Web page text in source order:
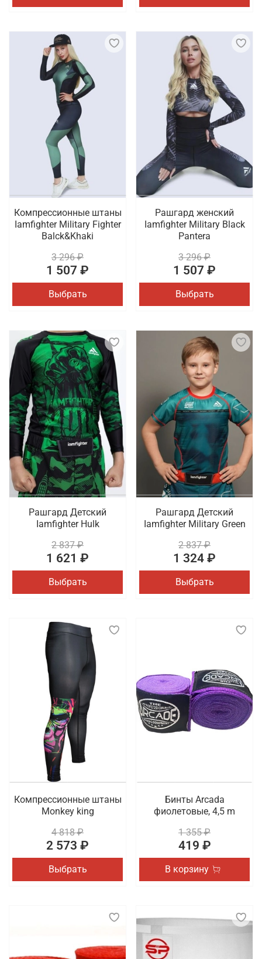
Компрессионные штаны
Iamfighter Military Fighter
Balck&Khaki
3 296 ₽
1 507 ₽
Выбрать
Рашгард женский
Iamfighter Military Black
Pantera
3 296 ₽
1 507 ₽
Выбрать
Рашгард Детский
Iamfighter Hulk
2 837 ₽
1 621 ₽
Выбрать
Рашгард Детский
Iamfighter Military Green
2 837 ₽
1 324 ₽
Выбрать
Компрессионные штаны
Monkey king
4 818 ₽
2 573 ₽
Выбрать
Бинты Arcada
фиолетовые, 4,5 m
1 355 ₽
419 ₽
В корзину